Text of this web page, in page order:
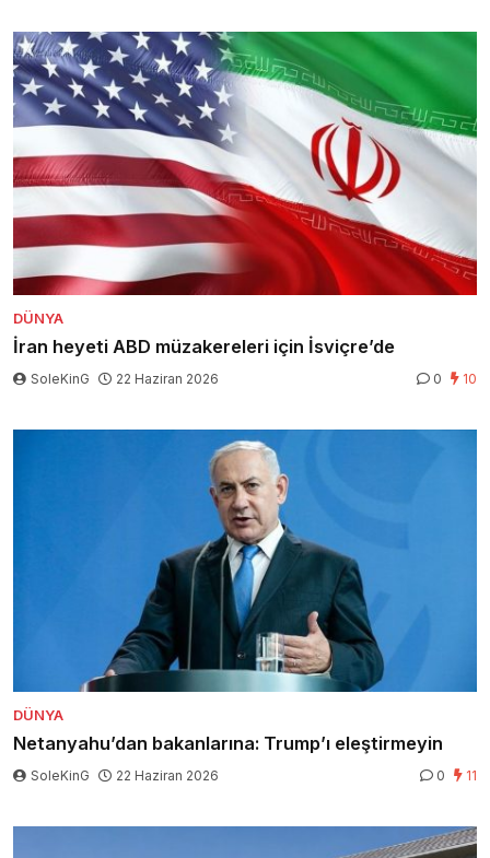
DÜNYA
İran heyeti ABD müzakereleri için İsviçre’de
SoleKinG 22 Haziran 2026 0 10
DÜNYA
Netanyahu’dan bakanlarına: Trump’ı eleştirmeyin
SoleKinG 22 Haziran 2026 0 11